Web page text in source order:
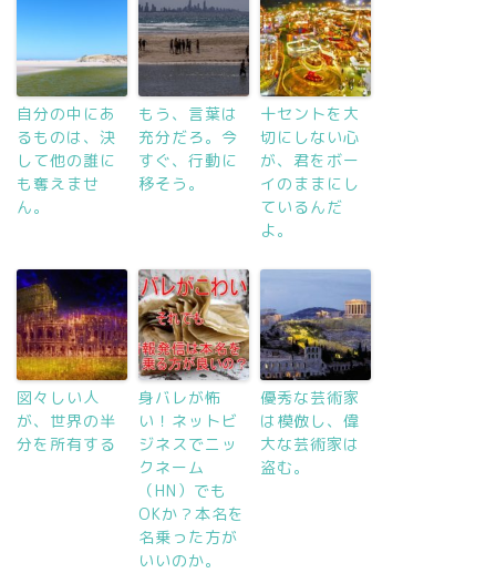
自分の中にあ
るものは、決
して他の誰に
も奪えませ
ん。
もう、言葉は
充分だろ。今
すぐ、行動に
移そう。
十セントを大
切にしない心
が、君をボー
イのままにし
ているんだ
よ。
図々しい人
が、世界の半
分を所有する
身バレが怖
い！ネットビ
ジネスでニッ
クネーム
（HN）でも
OKか？本名を
名乗った方が
いいのか。
優秀な芸術家
は模倣し、偉
大な芸術家は
盗む。